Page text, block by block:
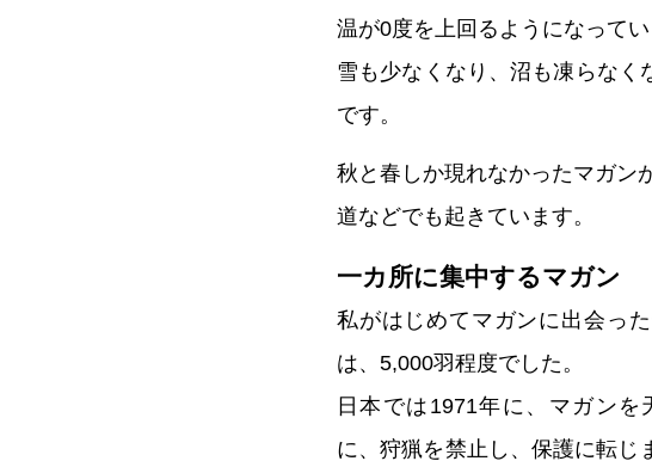
温が0度を上回るようになってい
雪も少なくなり、沼も凍らなく
です。
秋と春しか現れなかったマガ
道などでも起きています。
一カ所に集中するマガン
私がはじめてマガンに出会っ
は、5,000羽程度でした。
日本では1971年に、マガン
に、狩猟を禁止し、保護に転じ